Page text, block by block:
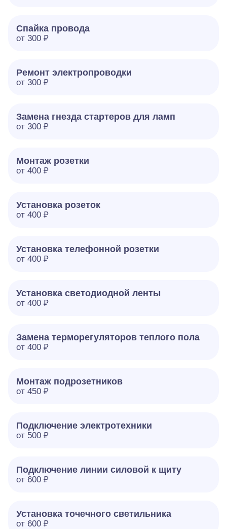
Спайка провода
от 300 ₽
Ремонт электропроводки
от 300 ₽
Замена гнезда стартеров для ламп
от 300 ₽
Монтаж розетки
от 400 ₽
Установка розеток
от 400 ₽
Установка телефонной розетки
от 400 ₽
Установка светодиодной ленты
от 400 ₽
Замена терморегуляторов теплого пола
от 400 ₽
Монтаж подрозетников
от 450 ₽
Подключение электротехники
от 500 ₽
Подключение линии силовой к щиту
от 600 ₽
Установка точечного светильника
от 600 ₽